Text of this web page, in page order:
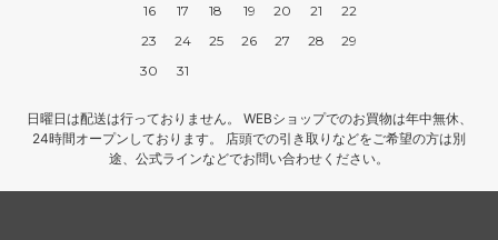
16
17 18 19 20 21
22
23
24 25 26 27 28
29
30
31
日曜日は配送は行っておりません。 WEBショップでのお買物は年中無休、
24時間オープンしております。 店頭での引き取りなどをご希望の方は別
途、公式ラインなどでお問い合わせください。